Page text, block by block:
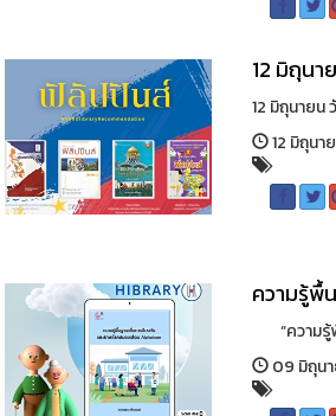
12 มิถุน
12 มิถุนาย
12 มิถุนา
ความรู้พื้
“ความรู้
09 มิถุน